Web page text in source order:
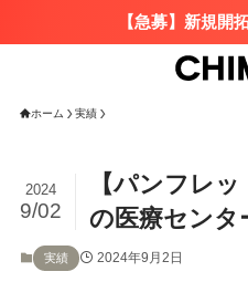
【急募】新規開
ホーム 実績
【パンフレ
の医療センタ
2024
9/02
実績 2024年9月2日